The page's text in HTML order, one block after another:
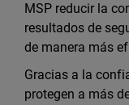
MSP reducir la
resultados de
de manera más
Gracias a la
protegen a más